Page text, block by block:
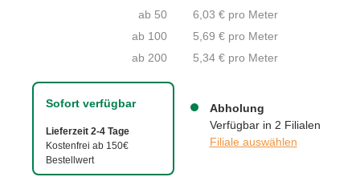
Sofort verfügbar
Lieferzeit 2-4 Tage
Kostenfrei ab 150€
Bestellwert
Abholung
Verfügbar in 2 Filialen
Filiale auswählen
ab 50
6,03 € pro Meter
ab 100
5,69 € pro Meter
ab 200
5,34 € pro Meter